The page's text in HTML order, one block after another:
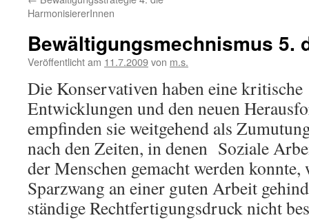
HarmonisiererInnen
Bewältigungsmechnismus 5.
Veröffentlicht am 11.7.2009von m.s.
Die Konservativen haben eine
Entwicklungen und den neuen
empfinden sie weitgehend als
nach den Zeiten, in denen Soziale
der Menschen gemacht werden
Sparzwang an einer guten Arbeit
ständige Rechtfertigungsdruck nicht